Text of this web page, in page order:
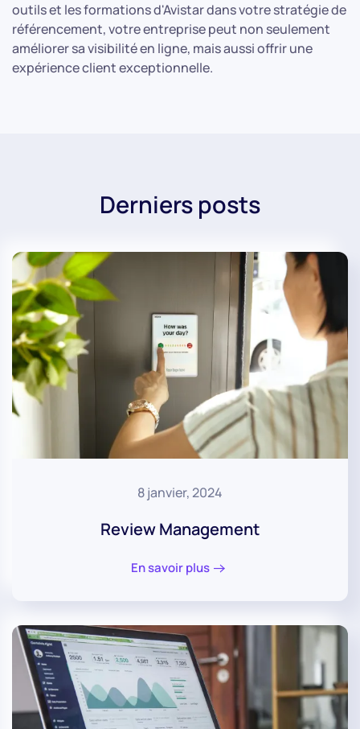
outils et les formations d'Avistar dans votre stratégie de
référencement, votre entreprise peut non seulement
améliorer sa visibilité en ligne, mais aussi offrir une
expérience client exceptionnelle.
Derniers posts
8 janvier, 2024
Review Management
En savoir plus